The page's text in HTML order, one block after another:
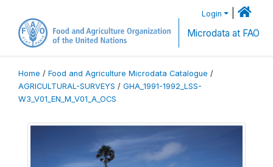
Login
Microdata at FAO
Home / Food and Agriculture Microdata Catalogue /
AGRICULTURAL-SURVEYS / GHA_1991-1992_LSS-
W3_V01_EN_M_V01_A_OCS